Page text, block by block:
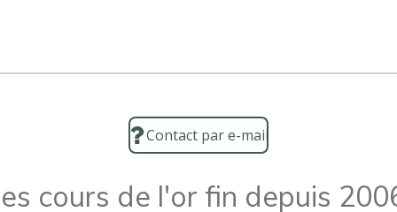
Contact par e-mail
cours de l'or fin depuis